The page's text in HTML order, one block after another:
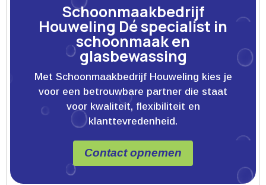
Schoonmaakbedrijf
Houweling Dé specialist in
schoonmaak en
glasbewassing
Met Schoonmaakbedrijf Houweling kies je
voor een betrouwbare partner die staat
voor kwaliteit, flexibiliteit en
klanttevredenheid.
Contact opnemen